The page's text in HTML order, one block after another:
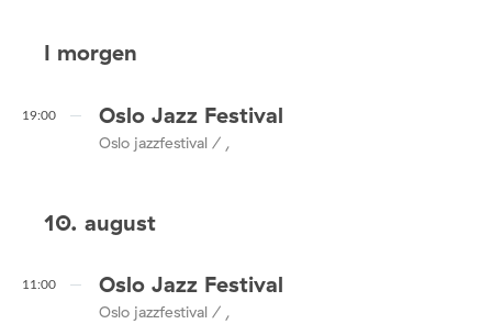
I morgen
19:00 Oslo Jazz Festival
Oslo jazzfestival / ,
10. august
11:00 Oslo Jazz Festival
Oslo jazzfestival / ,